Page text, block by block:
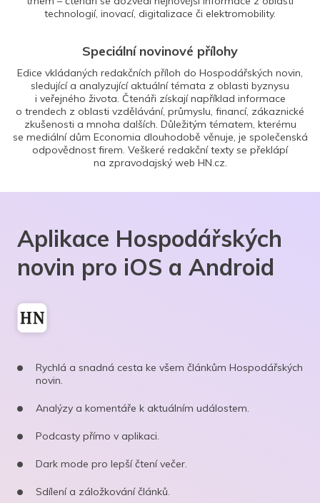
technologií, inovací, digitalizace či elektromobility.
Speciální novinové přílohy
Edice vkládaných redakčních příloh do Hospodářských novin,
sledující a analyzující aktuální témata z oblasti byznysu
i veřejného života. Čtenáři získají například informace
o trendech z oblasti vzdělávání, průmyslu, financí, zákaznické
zkušenosti a mnoha dalších. Důležitým tématem, kterému
se mediální dům Economia dlouhodobě věnuje, je společenská
odpovědnost firem. Veškeré redakční texty se překlápí
na zpravodajský web HN.cz.
Aplikace Hospodářských
novin pro iOS a Android
Rychlá a snadná cesta ke všem článkům Hospodářských
novin.
Analýzy a komentáře k aktuálním událostem.
Podcasty přímo v aplikaci.
Dark mode pro lepší čtení večer.
Sdílení a záložkování článků.